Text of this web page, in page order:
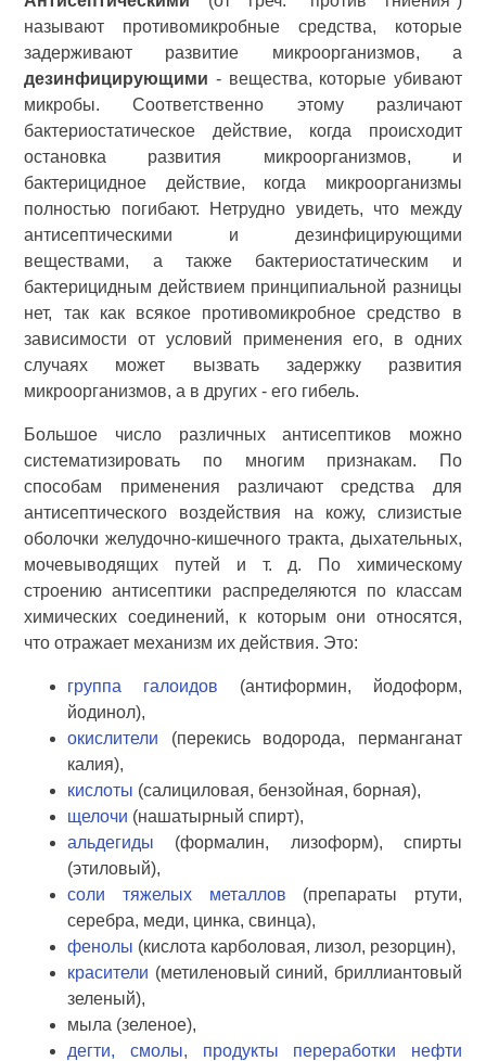
называют противомикробные средства, которые
задерживают развитие микроорганизмов, а
дезинфицирующими - вещества, которые убивают
микробы. Соответственно этому различают
бактериостатическое действие, когда происходит
остановка развития микроорганизмов, и
бактерицидное действие, когда микроорганизмы
полностью погибают. Нетрудно увидеть, что между
антисептическими и дезинфицирующими
веществами, а также бактериостатическим и
бактерицидным действием принципиальной разницы
нет, так как всякое противомикробное средство в
зависимости от условий применения его, в одних
случаях может вызвать задержку развития
микроорганизмов, а в других - его гибель.
Большое число различных антисептиков можно
систематизировать по многим признакам. По
способам применения различают средства для
антисептического воздействия на кожу, слизистые
оболочки желудочно-кишечного тракта, дыхательных,
мочевыводящих путей и т. д. По химическому
строению антисептики распределяются по классам
химических соединений, к которым они относятся,
что отражает механизм их действия. Это:
группа галоидов (антиформин, йодоформ,
йодинол),
окислители (перекись водорода, перманганат
калия),
кислоты (салициловая, бензойная, борная),
щелочи (нашатырный спирт),
альдегиды (формалин, лизоформ), спирты
(этиловый),
соли тяжелых металлов (препараты ртути,
серебра, меди, цинка, свинца),
фенолы (кислота карболовая, лизол, резорцин),
красители (метиленовый синий, бриллиантовый
зеленый),
мыла (зеленое),
дегти, смолы, продукты переработки нефти